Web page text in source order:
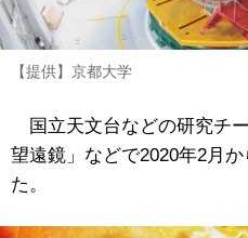
【提供】京都大学
国立天文台などの研究チ
望遠鏡」などで2020年2月
た。